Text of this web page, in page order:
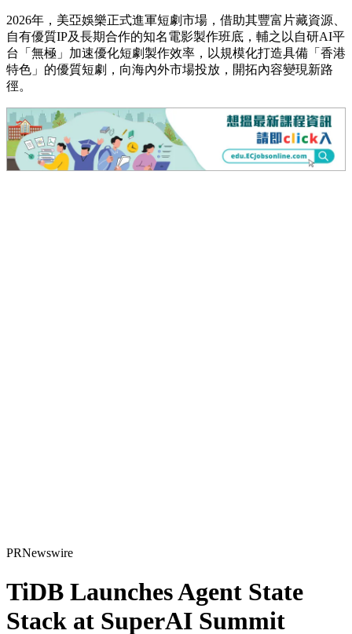
2026年，美亞娛樂正式進軍短劇市場，借助其豐富片藏資源、
自有優質IP及長期合作的知名電影製作班底，輔之以自研AI平
台「無極」加速優化短劇製作效率，以規模化打造具備「香港
特色」的優質短劇，向海內外市場投放，開拓內容變現新路
徑。